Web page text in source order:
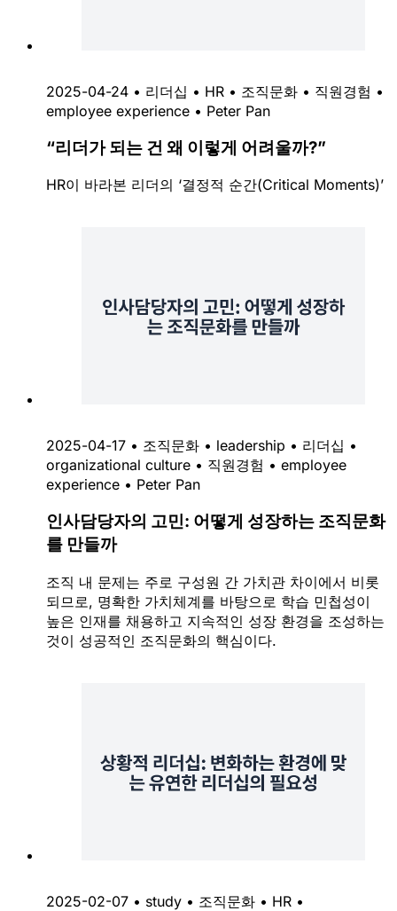
2025-04-24 • 리더십 • HR • 조직문화 • 직원경험 •
employee experience • Peter Pan
“리더가 되는 건 왜 이렇게 어려울까?”
HR이 바라본 리더의 ‘결정적 순간(Critical Moments)’
2025-04-17 • 조직문화 • leadership • 리더십 •
organizational culture • 직원경험 • employee
experience • Peter Pan
인사담당자의 고민: 어떻게 성장하는 조직문화
를 만들까
조직 내 문제는 주로 구성원 간 가치관 차이에서 비롯
되므로, 명확한 가치체계를 바탕으로 학습 민첩성이
높은 인재를 채용하고 지속적인 성장 환경을 조성하는
것이 성공적인 조직문화의 핵심이다.
2025-02-07 • study • 조직문화 • HR •